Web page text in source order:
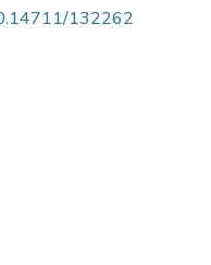
132262